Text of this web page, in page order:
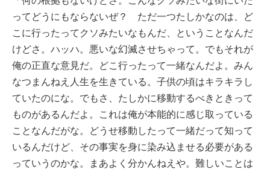
ってどうにもならないぜ？ ただ一つたしかなのは、ど
こに行ったってクソみたいなもんだ、ということなんだ
けどさ。ハッハ。悪いな幻滅させちゃって。でもそれが
俺の正直な意見だ。どこ行ったって一緒なんだよ。みん
なつまんねえ人生を生きている。子供の頃はキラキラし
ていたのにな。でもさ、たしかに移動するべきときって
ものがあるんだよ。これは俺が本能的に感じ取っている
ことなんだがな。どうせ移動したって一緒だって知って
いるんだけど、その事実を身に染み込ませる必要がある
っていうのかな。まあよく分かんねえや。難しいことは